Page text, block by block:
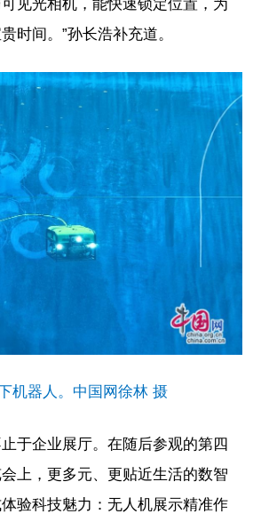
见光相机，能快速锁定位置，为
时间。”孙长浩补充道。
机器人。中国网徐林 摄
于企业展厅。在随后参观的第四
上，更多元、更贴近生活的数智
验科技魅力：无人机展示精准作